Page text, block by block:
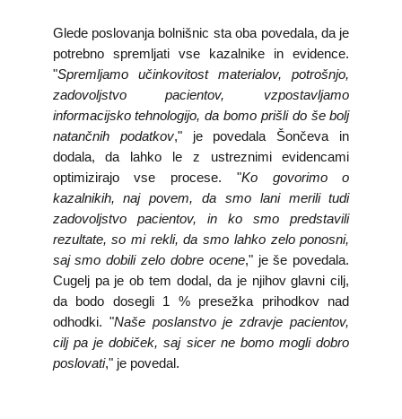
Glede poslovanja bolnišnic sta oba povedala, da je
potrebno spremljati vse kazalnike in evidence.
"Spremljamo učinkovitost materialov, potrošnjo,
zadovoljstvo pacientov, vzpostavljamo
informacijsko tehnologijo, da bomo prišli do še bolj
natančnih podatkov," je povedala Šončeva in
dodala, da lahko le z ustreznimi evidencami
optimizirajo vse procese. "Ko govorimo o
kazalnikih, naj povem, da smo lani merili tudi
zadovoljstvo pacientov, in ko smo predstavili
rezultate, so mi rekli, da smo lahko zelo ponosni,
saj smo dobili zelo dobre ocene," je še povedala.
Cugelj pa je ob tem dodal, da je njihov glavni cilj,
da bodo dosegli 1 % presežka prihodkov nad
odhodki. "Naše poslanstvo je zdravje pacientov,
cilj pa je dobiček, saj sicer ne bomo mogli dobro
poslovati," je povedal.